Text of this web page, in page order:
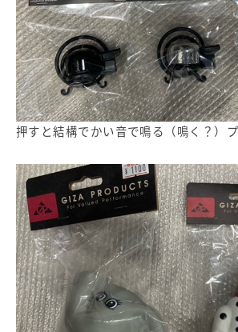
押すと結構でかい音で鳴る（鳴く？）